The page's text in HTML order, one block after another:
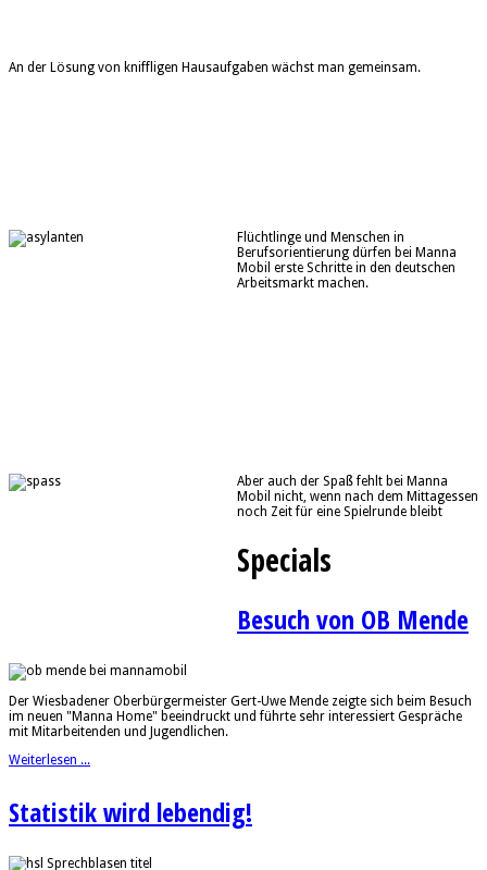
An der Lösung von kniffligen Hausaufgaben wächst man gemeinsam.
Flüchtlinge und Menschen in
Berufsorientierung dürfen bei Manna
Mobil erste Schritte in den deutschen
Arbeitsmarkt machen.
Aber auch der Spaß fehlt bei Manna
Mobil nicht, wenn nach dem Mittagessen
noch Zeit für eine Spielrunde bleibt
Specials
Besuch von OB Mende
Der Wiesbadener Oberbürgermeister Gert-Uwe Mende zeigte sich beim Besuch
im neuen "Manna Home" beeindruckt und führte sehr interessiert Gespräche
mit Mitarbeitenden und Jugendlichen.
Weiterlesen ...
Statistik wird lebendig!